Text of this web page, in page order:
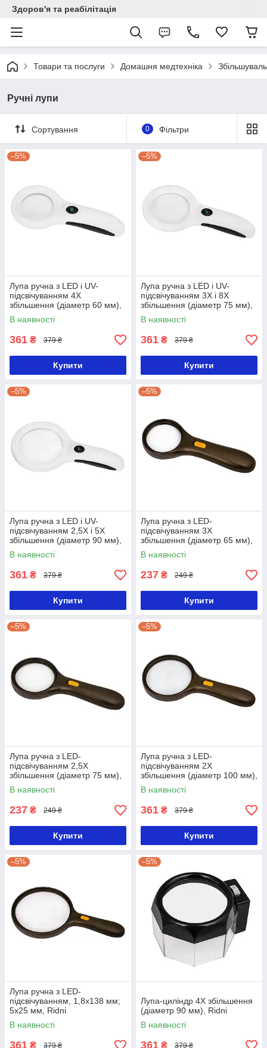
Здоров'я та реабілітація
Товари та послуги Домашня медтехніка
Ручні лупи
Сортування 0 Фільтри
–5%
Лупа ручна з LED і UV-
підсвічуванням 4X
збільшення (діаметр 60 мм),
Ridni
В наявності
361 ₴ 379 ₴
Купити
–5%
Лупа ручна з LED і UV-
підсвічуванням 3X і 8X
збільшення (діаметр 75 мм),
Ridni
В наявності
361 ₴ 379 ₴
Купити
–5%
Лупа ручна з LED і UV-
підсвічуванням 2,5X і 5X
збільшення (діаметр 90 мм),
Ridni
В наявності
361 ₴ 379 ₴
Купити
–5%
Лупа ручна з LED-
підсвічуванням 3X
збільшення (діаметр 65 мм),
Ridni
В наявності
237 ₴ 249 ₴
Купити
–5%
Лупа ручна з LED-
підсвічуванням 2,5X
збільшення (діаметр 75 мм),
Ridni
В наявності
237 ₴ 249 ₴
Купити
–5%
Лупа ручна з LED-
підсвічуванням 2X
збільшення (діаметр 100 мм),
Ridni
В наявності
361 ₴ 379 ₴
Купити
–5%
Лупа ручна з LED-
підсвічуванням, 1,8х138 мм;
5х25 мм, Ridni
В наявності
361 ₴ 379 ₴
–5%
Лупа-циліндр 4X збільшення
(діаметр 90 мм), Ridni
В наявності
361 ₴ 379 ₴